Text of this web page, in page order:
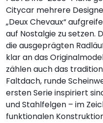
Citycar mehrere
„Deux Chevaux“
auf Nostalgie zu setzen.
die ausgeprägten
klar an das
zählen auch das
Faltdach, runde
ersten Serie inspiriert
und Stahlfelgen – im
funktionalen